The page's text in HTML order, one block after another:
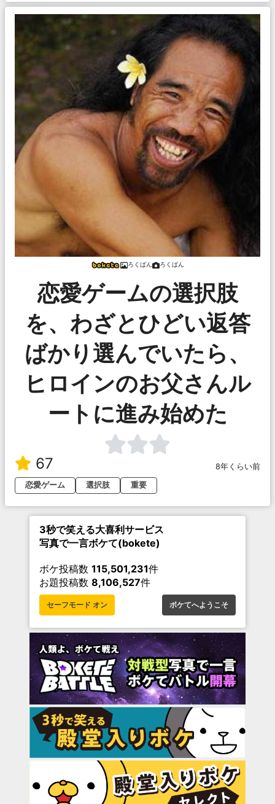
ろくばん ろくばん
恋愛ゲームの選択肢
を、わざとひどい返答
ばかり選んでいたら、
ヒロインのお父さんル
ートに進み始めた
67
8年くらい前
恋愛ゲーム
選択肢 重要
3秒で笑える大喜利サービス
写真で一言ボケて(bokete)
ボケ投稿数 115,501,231件
お題投稿数 8,106,527件
セーフモード オン ボケてへようこそ